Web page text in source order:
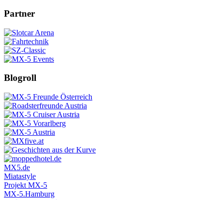
Partner
Blogroll
MX5.de
Miatastyle
Projekt MX-5
MX-5.Hamburg